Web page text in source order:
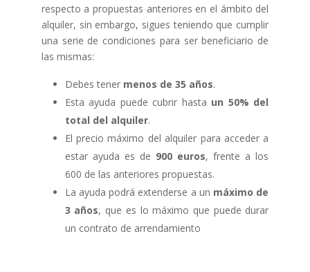
respecto a propuestas anteriores en el ámbito del
alquiler, sin embargo, sigues teniendo que cumplir
una serie de condiciones para ser beneficiario de
las mismas:
Debes tener menos de 35 años.
Esta ayuda puede cubrir hasta un 50% del
total del alquiler.
El precio máximo del alquiler para acceder a
estar ayuda es de 900 euros, frente a los
600 de las anteriores propuestas.
La ayuda podrá extenderse a un máximo de
3 años, que es lo máximo que puede durar
un contrato de arrendamiento